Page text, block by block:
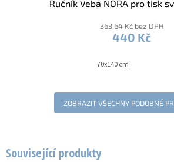
Související produkty
Ručník Veba NORA pro tisk
363,64 Kč bez DPH
440 Kč
70x140 cm
ZOBRAZIT VŠECHNY PODOBNÉ